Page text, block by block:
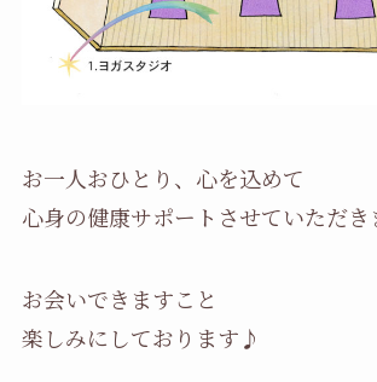
お一人おひとり、心を込めて
心身の健康サポートさせていただき
お会いできますこと
楽しみにしております♪